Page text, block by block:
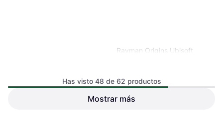
Cabela's Dangerous Hunts
Rayman Origins Ubisoft
Has visto 48 de 62 productos
Mostrar más